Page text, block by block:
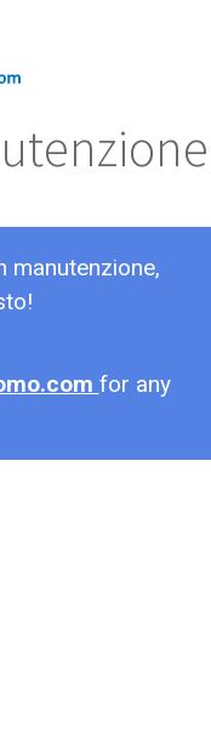
manutenzione,
for any